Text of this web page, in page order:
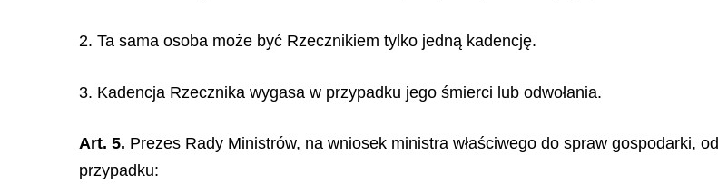
2. Ta sama osoba może być Rzecznikiem tylko jedną kadencję.
3. Kadencja Rzecznika wygasa w przypadku jego śmierci lub odwołania.
Art. 5. Prezes Rady Ministrów, na wniosek ministra właściwego do spraw gospodarki,
przypadku: